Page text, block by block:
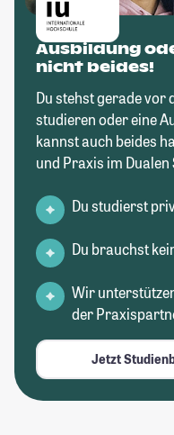
Ausbildung
nicht beides!
Du stehst gerade vor
studieren oder eine
kannst auch beides
und Praxis im Dualen
Du studierst
Du brauchst
Wir
der
Jetzt